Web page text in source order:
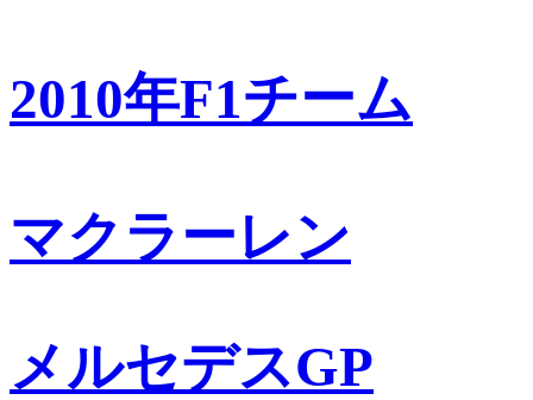
2010年F1チーム
マクラーレン
メルセデスGP